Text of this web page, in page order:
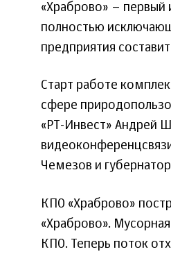
«Храброво» – первый
полностью
предприятия
Старт работе
сфере
«РТ-Инвест» Андрей
Чемезов и
КПО «Храброво»
«Храброво».
КПО. Теперь поток